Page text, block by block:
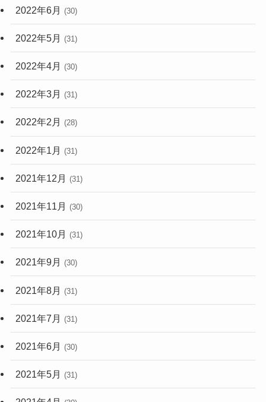
2022年6月 (30)
2022年5月 (31)
2022年4月 (30)
2022年3月 (31)
2022年2月 (28)
2022年1月 (31)
2021年12月 (31)
2021年11月 (30)
2021年10月 (31)
2021年9月 (30)
2021年8月 (31)
2021年7月 (31)
2021年6月 (30)
2021年5月 (31)